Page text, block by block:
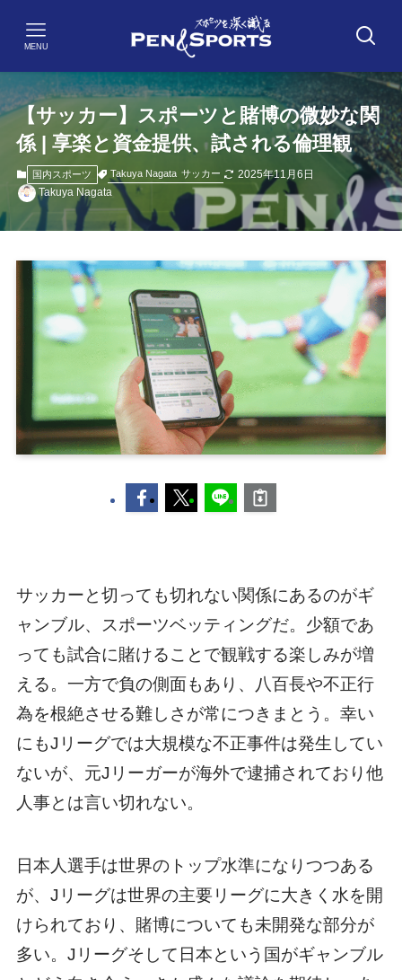
MENU
【サッカー】スポーツと賭博の微妙な関
係 | 享楽と資金提供、試される倫理観
国内スポーツ Takuya Nagata サッカー
2025年11月6日
Takuya Nagata
サッカーと切っても切れない関係にあるのがギ
ャンブル、スポーツベッティングだ。少額であ
っても試合に賭けることで観戦する楽しみが増
える。一方で負の側面もあり、八百長や不正行
為を根絶させる難しさが常につきまとう。幸い
にもJリーグでは大規模な不正事件は発生してい
ないが、元Jリーガーが海外で逮捕されており他
人事とは言い切れない。
日本人選手は世界のトップ水準になりつつある
が、Jリーグは世界の主要リーグに大きく水を開
けられており、賭博についても未開発な部分が
多い。Jリーグそして日本という国がギャンブル